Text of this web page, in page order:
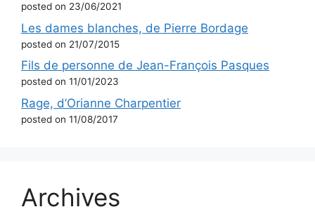
posted on 23/06/2021
Les dames blanches, de Pierre Bordage
posted on 21/07/2015
Fils de personne de Jean-François Pasques
posted on 11/01/2023
Rage, d’Orianne Charpentier
posted on 11/08/2017
Archives